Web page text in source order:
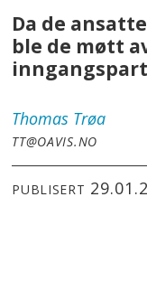
Da de
ble de møtt
Thomas Trøa
TT@OAVIS.NO
PUBLISERT